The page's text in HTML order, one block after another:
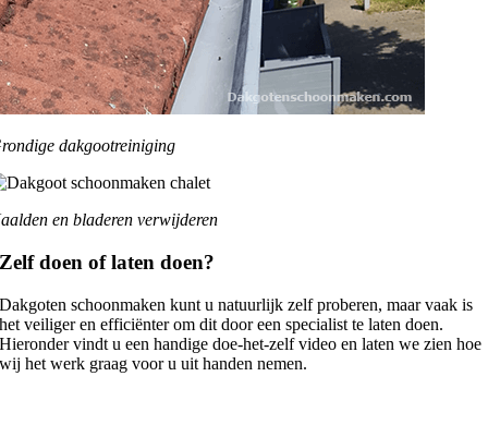
dakgootreiniging
en bladeren verwijderen
Zelf doen of laten doen?
Dakgoten schoonmaken kunt u natuurlijk zelf proberen, maar vaak is
het veiliger en efficiënter om dit door een specialist te laten doen.
Hieronder vindt u een handige doe-het-zelf video en laten we zien hoe
wij het werk graag voor u uit handen nemen.